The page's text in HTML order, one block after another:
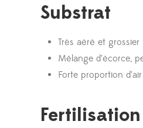
Substrat
Très aéré et grossier
Mélange d’écorce,
Forte proportion
Fertilisation